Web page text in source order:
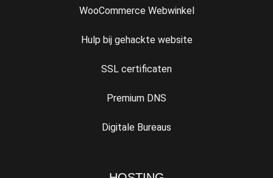
WooCommerce Webwinkel
Hulp bij gehackte website
SSL certificaten
Premium DNS
Digitale Bureaus